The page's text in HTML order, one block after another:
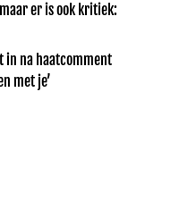
er is ook kritiek:
in na haatcomment
met je’